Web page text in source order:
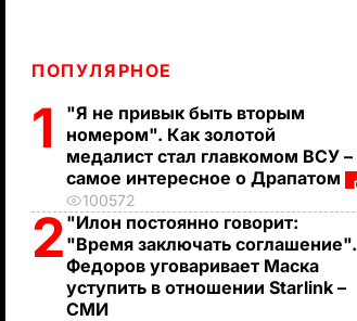
ПОПУЛЯРНОЕ
1
"Я не привык быть вторым
номером". Как золотой
медалист стал главкомом ВСУ –
самое интересное о Драпатом
100572
2 "Илон постоянно говорит:
"Время заключать соглашение".
Федоров уговаривает Маска
уступить в отношении Starlink –
СМИ